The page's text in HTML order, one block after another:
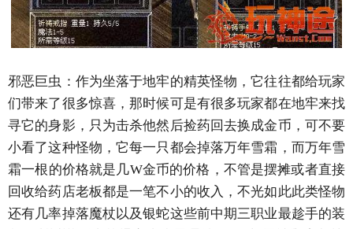
邪恶巨虫：作为坐落于地牢的精英怪物，它往往都给玩家
们带来了很多惊喜，那时候可是有很多玩家都在地牢来找
寻它的身影，只为击杀他然后捡药回去换成金币，可不要
小看了这种怪物，它每一只都会掉落万年雪霜，而万年雪
霜一根的价格就是几W金币的价格，不管是摆摊或者直接
回收给药店老板都是一笔不小的收入，不光如此此类怪物
还有几率掉落魔杖以及银蛇这些前中期三职业最趁手的装